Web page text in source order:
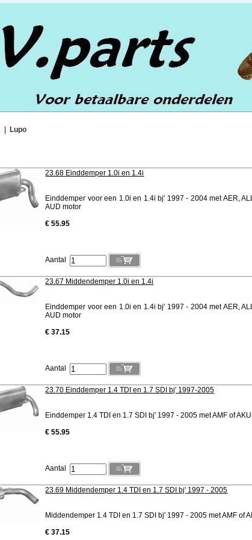
Lupo
23.68 Einddemper 1.0i en 1.4i
Einddemper voor een 1.0i en 1.4i bj' 1997 - 2004 met AER,
AUD motor
€ 55.95
Aantal
23.67 Middendemper 1.0i en 1.4i
Einddemper voor een 1.0i en 1.4i bj' 1997 - 2004 met AER,
AUD motor
€ 37.15
Aantal
23.70 Einddemper 1.4 TDI en 1.7 SDI bj' 1997-2005
Einddemper 1.4 TDI en 1.7 SDI bj' 1997 - 2005 met AMF of
€ 55.95
Aantal
23.69 Middendemper 1.4 TDI en 1.7 SDI bj' 1997 - 2005
Middendemper 1.4 TDI en 1.7 SDI bj' 1997 - 2005 met AMF of
€ 37.15